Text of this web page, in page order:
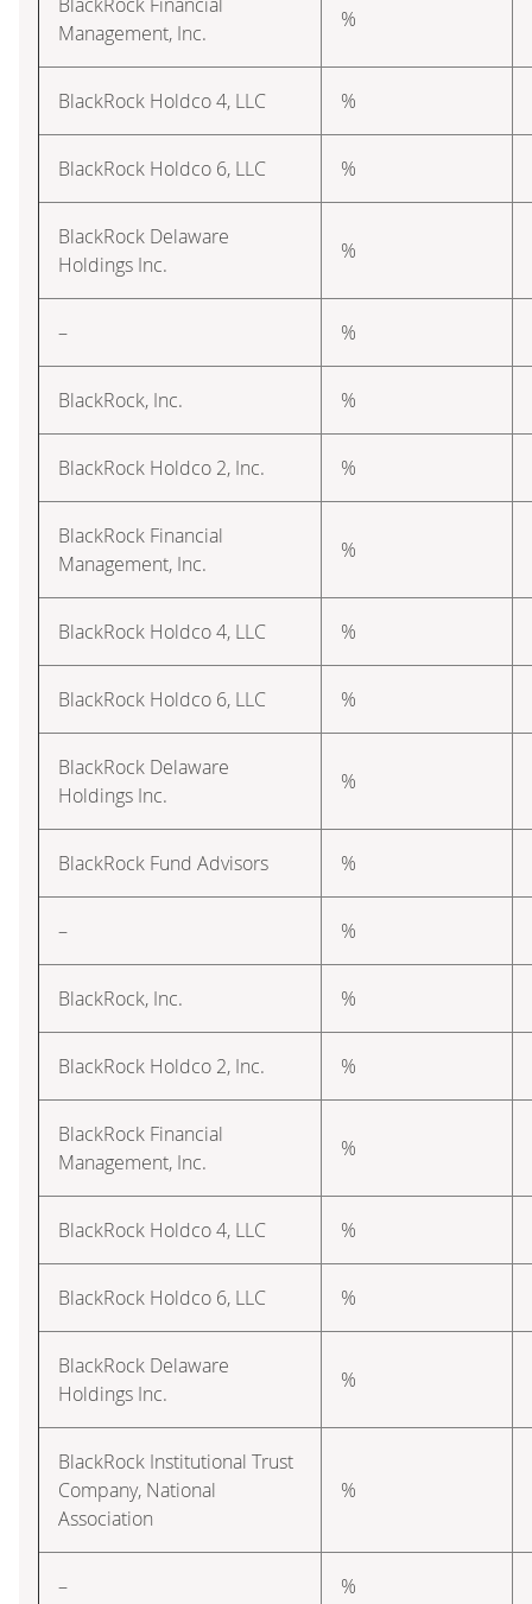
Management, Inc.
%
BlackRock Holdco 4, LLC %
BlackRock Holdco 6, LLC %
BlackRock Delaware
Holdings Inc.
%
– %
BlackRock, Inc. %
BlackRock Holdco 2, Inc. %
BlackRock Financial
Management, Inc.
%
BlackRock Holdco 4, LLC %
BlackRock Holdco 6, LLC %
BlackRock Delaware
Holdings Inc.
%
BlackRock Fund Advisors %
– %
BlackRock, Inc. %
BlackRock Holdco 2, Inc. %
BlackRock Financial
Management, Inc.
%
BlackRock Holdco 4, LLC %
BlackRock Holdco 6, LLC %
BlackRock Delaware
Holdings Inc.
%
BlackRock Institutional Trust
Company, National
Association
%
– %